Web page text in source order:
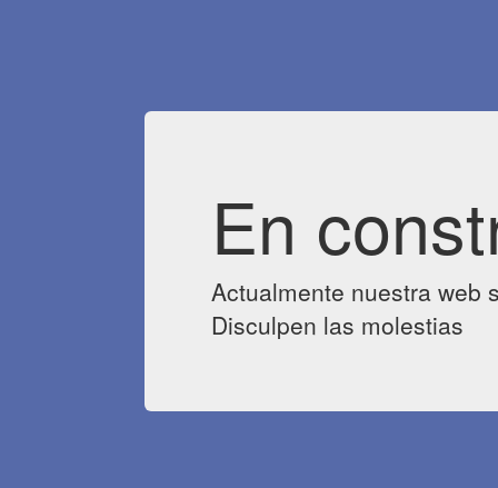
En
Actualmente nuestra web
Disculpen las molestias